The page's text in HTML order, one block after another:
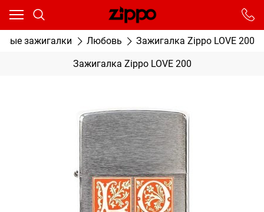
зажигалки Любовь Зажигалка Zippo LOVE 200
Зажигалка Zippo LOVE 200
Ваш город - Москва,
От выбранного города зависят сроки доставки